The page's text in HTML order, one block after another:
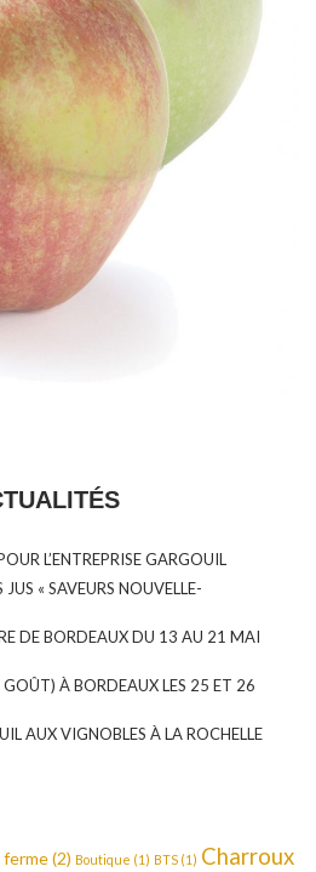
L’ENTREPRISE GARGOUIL
JUS « SAVEURS NOUVELLE-
DE BORDEAUX DU 13 AU 21 MAI
À BORDEAUX LES 25 ET 26
AUX VIGNOBLES À LA ROCHELLE
ferme(2) Boutique (1) BTS (1) Charroux